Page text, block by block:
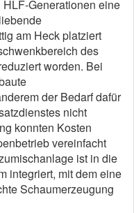
Generationen eine
am Heck platziert
des
worden. Bei
der Bedarf dafür
nicht
konnten Kosten
vereinfacht
ist in die
integriert, mit dem eine
Schaumerzeugung